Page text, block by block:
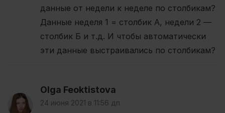
данные от недели к неделе по столбикам?
Данные неделя 1 = столбик А, недели 2 —
столбик Б и т.д. И чтобы автоматически
эти данные выстраивались по столбикам?
Olga Feoktistova
24 июня 2021 в 11:56 дп